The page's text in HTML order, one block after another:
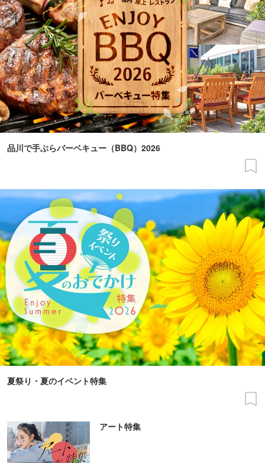
品川で手ぶらバーベキュー（BBQ）2026
夏祭り・夏のイベント特集
アート特集